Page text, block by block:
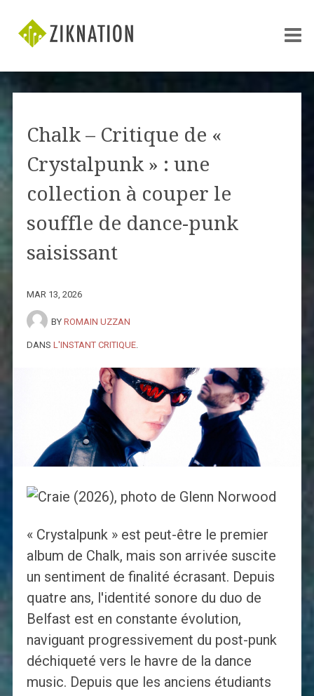
Chalk – Critique de «
Crystalpunk » : une
collection à couper le
souffle de dance-punk
saisissant
MAR 13, 2026
BY ROMAIN UZZAN
DANS L'INSTANT CRITIQUE.
« Crystalpunk » est peut-être le premier
album de Chalk, mais son arrivée suscite
un sentiment de finalité écrasant. Depuis
quatre ans, l'identité sonore du duo de
Belfast est en constante évolution,
naviguant progressivement du post-punk
déchiqueté vers le havre de la dance
music. Depuis que les anciens étudiants